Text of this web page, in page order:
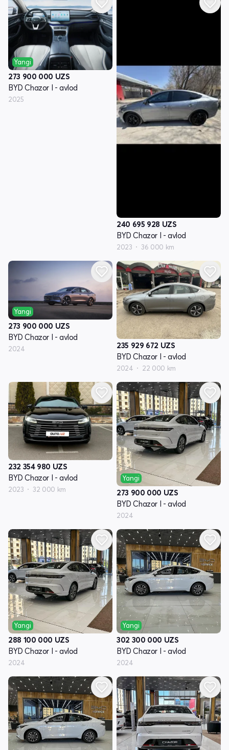
Yangi
273 900 000 UZS
BYD Chazor I - avlod
2025
240 695 928 UZS
BYD Chazor I - avlod
2023 36 000 km
Yangi
273 900 000 UZS
BYD Chazor I - avlod
2024 235 929 672 UZS
BYD Chazor I - avlod
2024 22 000 km
232 354 980 UZS
BYD Chazor I - avlod
2023 32 000 km
Yangi
273 900 000 UZS
BYD Chazor I - avlod
2024
Yangi
288 100 000 UZS
BYD Chazor I - avlod
2024
Yangi
302 300 000 UZS
BYD Chazor I - avlod
2024